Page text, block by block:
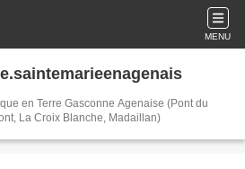
MENU
en Terre Gasconne Agenaise (Pont du
La Croix Blanche, Madaillan)